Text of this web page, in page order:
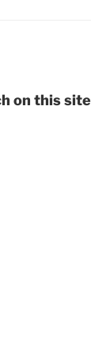
on this site